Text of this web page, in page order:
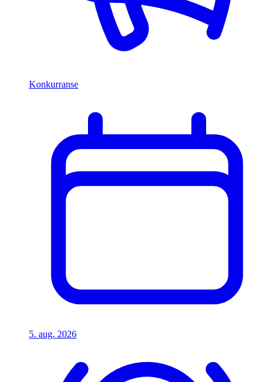
Konkurranse
5. aug. 2026